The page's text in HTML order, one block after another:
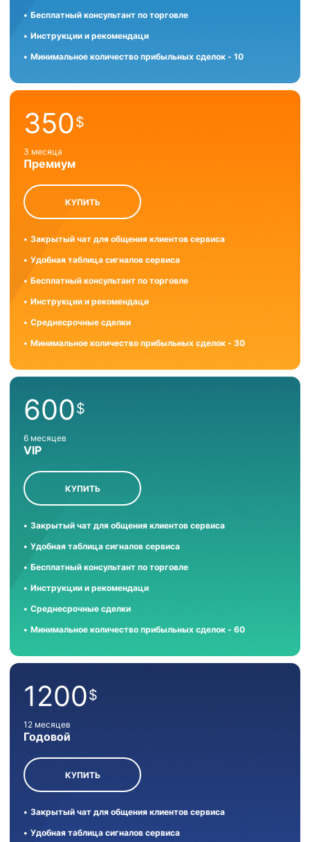
Бесплатный консультант по торговле
Инструкции и рекомендаци
Минимальное количество прибыльных сделок - 10
350$
3 месяца
Премиум
КУПИТЬ
Закрытый чат для общения клиентов сервиса
Удобная таблица сигналов сервиса
Бесплатный консультант по торговле
Инструкции и рекомендаци
Среднесрочные сделки
Минимальное количество прибыльных сделок - 30
600$
6 месяцев
VIP
КУПИТЬ
Закрытый чат для общения клиентов сервиса
Удобная таблица сигналов сервиса
Бесплатный консультант по торговле
Инструкции и рекомендаци
Среднесрочные сделки
Минимальное количество прибыльных сделок - 60
1200$
12 месяцев
Годовой
КУПИТЬ
Закрытый чат для общения клиентов сервиса
Удобная таблица сигналов сервиса